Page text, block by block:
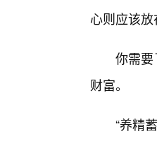
心则应该
你需
财富。
“养精